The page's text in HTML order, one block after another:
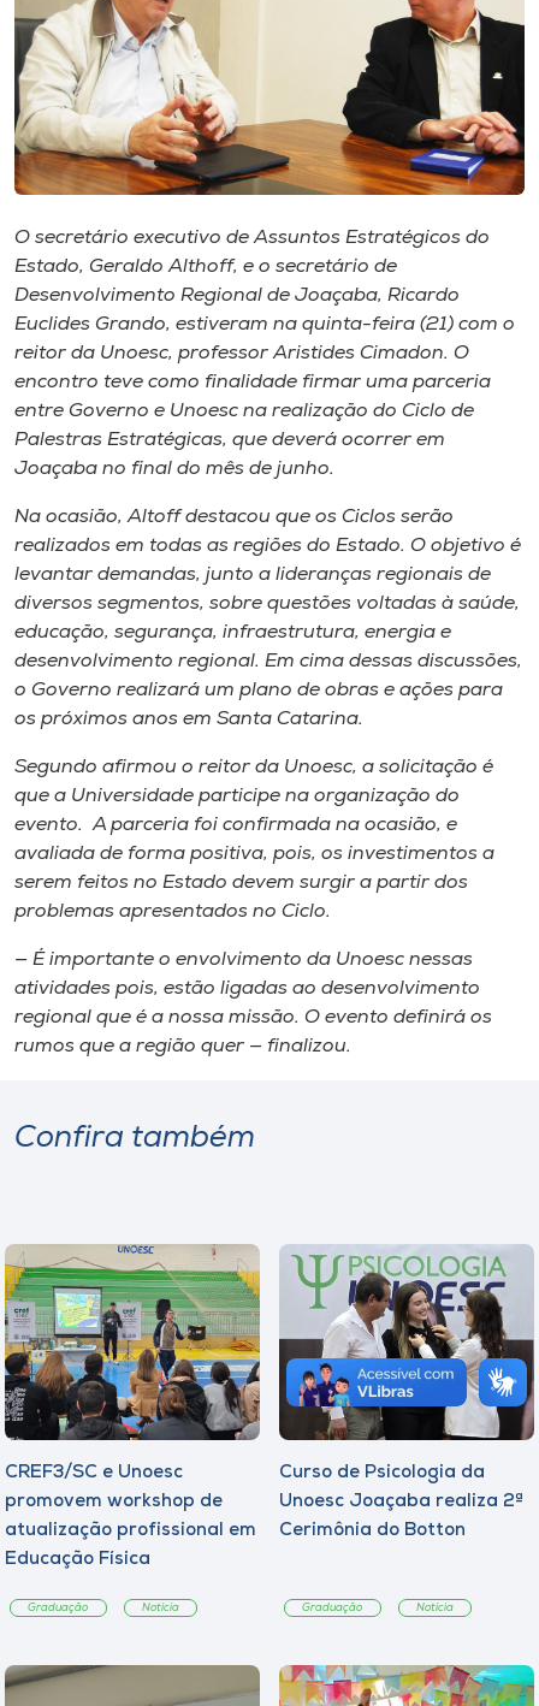
Rádio
Museu
Unoesc
Selecione
A+
A-
O secretário executivo de Assuntos Estratégicos do
Estado, Geraldo Althoff, e o secretário de
Desenvolvimento Regional de Joaçaba, Ricardo
Euclides Grando, estiveram na quinta-feira (21) com o
reitor da Unoesc, professor Aristides Cimadon. O
encontro teve como finalidade firmar uma parceria
entre Governo e Unoesc na realização do Ciclo de
Palestras Estratégicas, que deverá ocorrer em
Joaçaba no final do mês de junho.
Na ocasião, Altoff destacou que os Ciclos serão
realizados em todas as regiões do Estado. O objetivo é
levantar demandas, junto a lideranças regionais de
diversos segmentos, sobre questões voltadas à saúde,
educação, segurança, infraestrutura, energia e
desenvolvimento regional. Em cima dessas discussões,
o Governo realizará um plano de obras e ações para
os próximos anos em Santa Catarina.
Segundo afirmou o reitor da Unoesc, a solicitação é
que a Universidade participe na organização do
evento. A parceria foi confirmada na ocasião, e
avaliada de forma positiva, pois, os investimentos a
serem feitos no Estado devem surgir a partir dos
problemas apresentados no Ciclo.
— É importante o envolvimento da Unoesc nessas
atividades pois, estão ligadas ao desenvolvimento
regional que é a nossa missão. O evento definirá os
rumos que a região quer — finalizou.
Confira também
CREF3/SC e Unoesc
promovem workshop de
atualização profissional em
Educação Física
Graduação Notícia
Curso de Psicologia da
Unoesc Joaçaba realiza 2ª
Cerimônia do Botton
Graduação Notícia